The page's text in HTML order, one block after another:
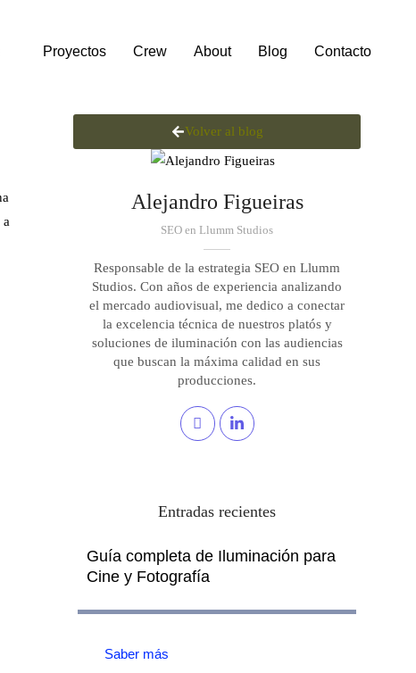
Proyectos Crew About Blog Contacto
Volver al blog
Alejandro Figueiras
SEO en Llumm Studios
Responsable de la estrategia SEO en Llumm
Studios. Con años de experiencia analizando
el mercado audiovisual, me dedico a conectar
la excelencia técnica de nuestros platós y
soluciones de iluminación con las audiencias
que buscan la máxima calidad en sus
producciones.
Entradas recientes
Guía completa de Iluminación para
Cine y Fotografía
Saber más